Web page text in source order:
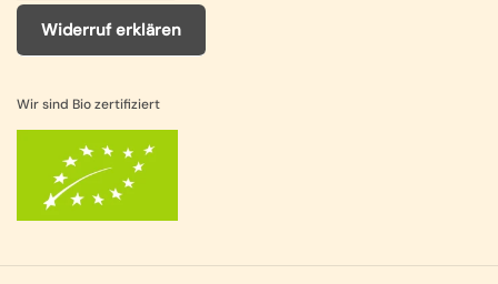
Widerruf erklären
Wir sind Bio zertifiziert